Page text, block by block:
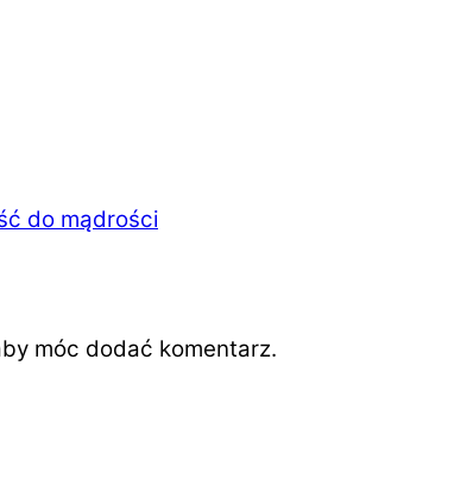
do mądrości
móc dodać komentarz.